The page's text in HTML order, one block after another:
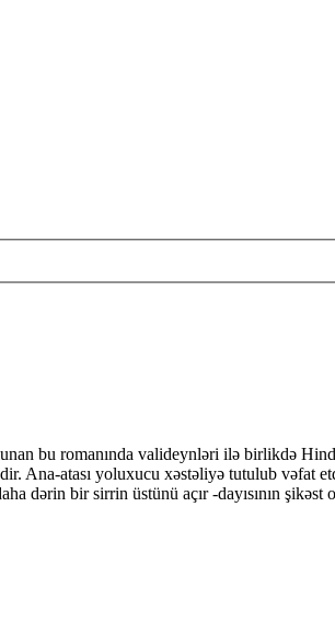
bu romanında valideynləri ilə birlikdə
Ana-atası yoluxucu xəstəliyə tutulub vəfat
bir sirrin üstünü açır -dayısının şikəst